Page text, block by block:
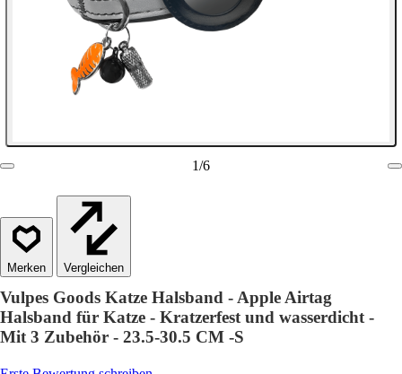
1/6
Vergleichen
Vulpes Goods Katze Halsband - Apple Airtag
Halsband für Katze - Kratzerfest und wasserdicht -
Mit 3 Zubehör - 23.5-30.5 CM -S